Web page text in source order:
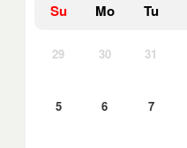
Su Mo Tu
29 30 31
5 6 7